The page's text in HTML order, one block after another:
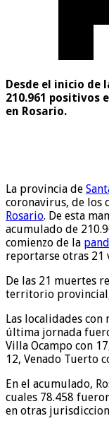
Desde el inicio de
210.961 positivos
en Rosario.
La provincia de
coronavirus, de los
Rosario. De esta
acumulado de
comienzo de la
reportarse otras 21
De las 21 muertes
territorio provincial,
Las localidades
última jornada
Villa Ocampo con
12, Venado Tuerto
En el acumulado,
cuales 78.458
en otras